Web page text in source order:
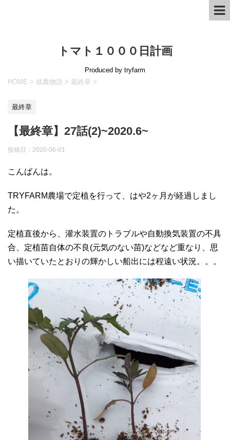
トマト１０００日計画
Produced by tryfarm
HOME > 就農物語 > 最終章 >
最終章
【最終章】27話(2)~2020.6~
投稿日： 2020-06-01
こんばんは。
TRYFARM農場で定植を行って、はや2ヶ月が経過しまし
た。
定植直後から、灌水装置のトラブルや自動換気装置の不具
合、定植苗自体の不良(元気のない苗)などなど重なり、思
い描いていたとおりの輝かしい船出には程遠い状況。。。